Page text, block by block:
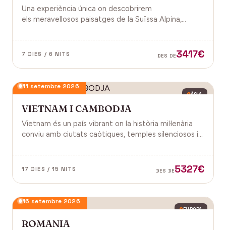
Una experiència única on descobrirem
els meravellosos paisatges de la Suïssa Alpina,
gastronomia i molt més!
7 DIES / 6 NITS DES DE3417€
ÀSIA
11 setembre 2026
VIETNAM I CAMBODJA
Vietnam és un país vibrant on la història mil·lenària
conviu amb ciutats caòtiques, temples silenciosos i
badies. Cambodja és un murmuri de selva i pedra
antiga, on els temples d'Angkor emergeixen entre
17 DIES / 15 NITS DES DE5327€
EUROPA
16 setembre 2026
ROMANIA